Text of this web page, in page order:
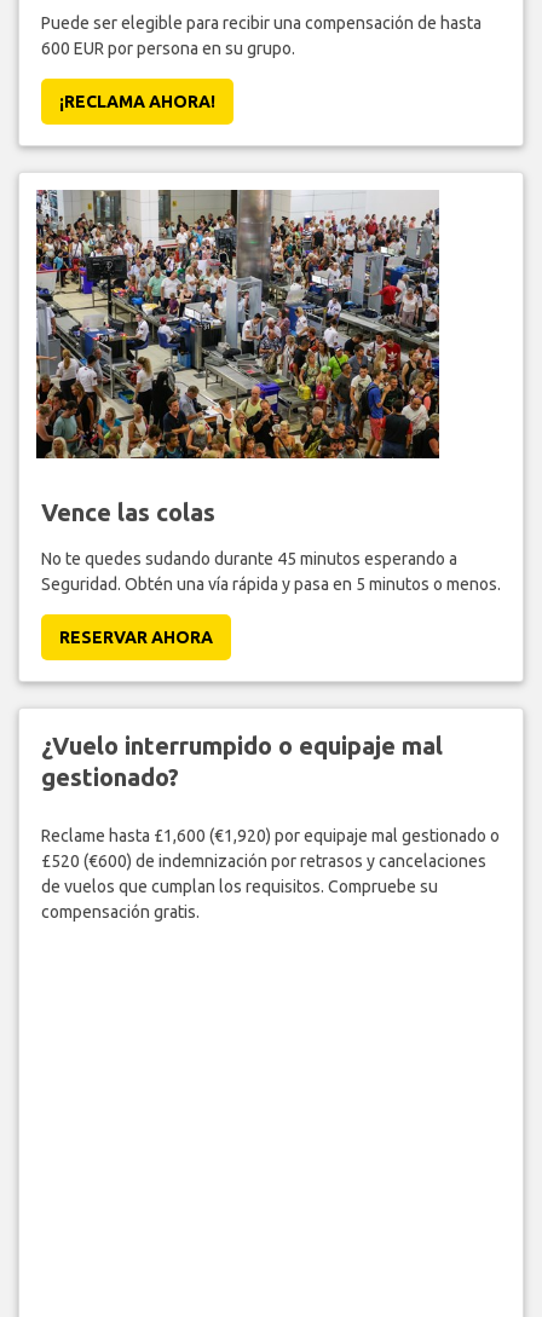
Puede ser elegible para recibir una compensación de hasta
600 EUR por persona en su grupo.
¡RECLAMA AHORA!
Vence las colas
No te quedes sudando durante 45 minutos esperando a
Seguridad. Obtén una vía rápida y pasa en 5 minutos o menos.
RESERVAR AHORA
¿Vuelo interrumpido o equipaje mal
gestionado?
Reclame hasta £1,600 (€1,920) por equipaje mal gestionado o
£520 (€600) de indemnización por retrasos y cancelaciones
de vuelos que cumplan los requisitos. Compruebe su
compensación gratis.